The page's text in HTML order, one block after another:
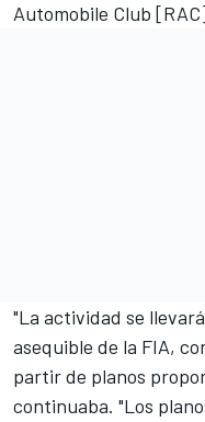
Automobile Club
"La actividad se
asequible de la FIA,
partir de planos
continuaba. "Los